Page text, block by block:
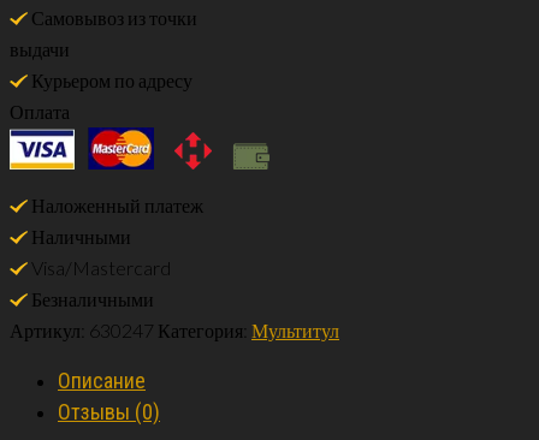
Самовывоз из точки
выдачи
Курьером по адресу
Оплата
Наложенный платеж
Наличными
Visa/Mastercard
Безналичными
Артикул: 630247 Категория: Мультитул
Описание
Отзывы (0)